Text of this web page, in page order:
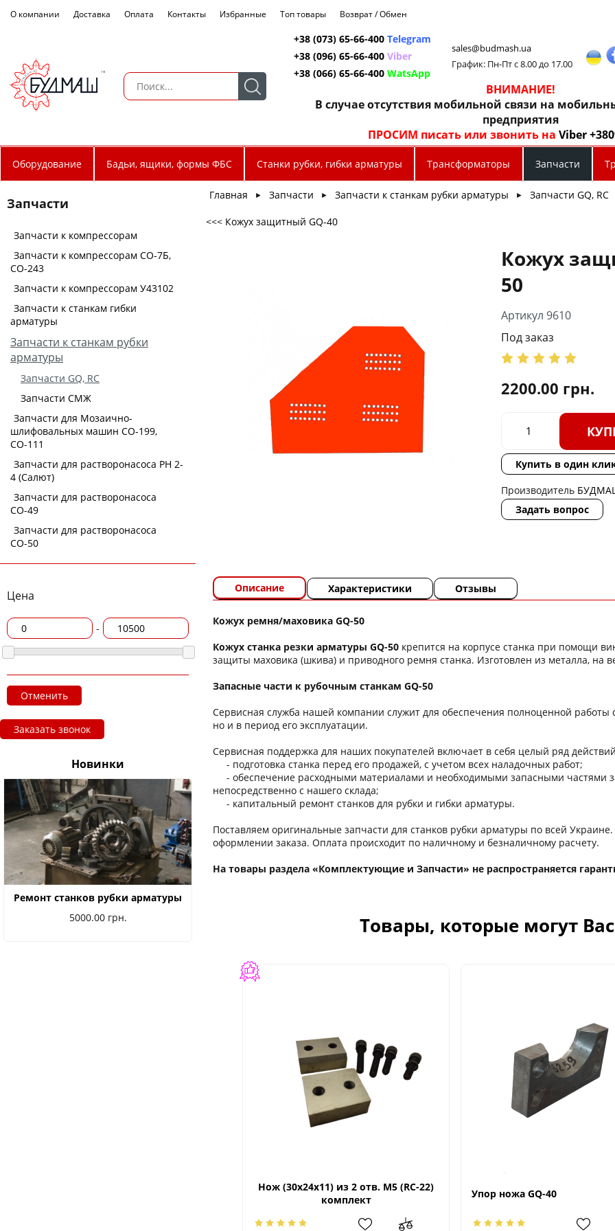
О компании Доставка Оплата Контакты Избранные Топ товары Возврат / Обмен
+38 (073) 65-66-400 Telegram
+38 (096) 65-66-400 Viber
+38 (066) 65-66-400 WatsApp
sales@budmash.ua
График: Пн-Пт с 8.00 до 17.00
ВНИМАНИЕ!
В случае отсутствия мобильной связи на
предприятия
ПРОСИМ писать или звонить наViber
Оборудование Бадьи, ящики, формы ФБС Станки рубки, гибки арматуры Трансформаторы Запчасти
Запчасти
Запчасти к компрессорам
Запчасти к компрессорам СО-7Б,
СО-243
Запчасти к компрессорам У43102
Запчасти к станкам гибки
арматуры
Запчасти к станкам рубки
арматуры
Запчасти GQ, RC
Запчасти СМЖ
Запчасти для Мозаично-
шлифовальных машин СО-199,
СО-111
Запчасти для растворонасоса РН 2-
4 (Салют)
Запчасти для растворонасоса
СО-49
Запчасти для растворонасоса
СО-50
Цена
-
Отменить
Заказать звонок
Новинки
Ремонт станков рубки арматуры
5000.00 грн.
Главная ► Запчасти ► Запчасти к станкам рубки арматуры ► Запчасти GQ, RC
<<< Кожух защитный GQ-40
Кожух
50
Артикул 9610
Под заказ
2200.00 грн.
Купить в один
Производитель
Задать вопрос
Описание Характеристики Отзывы
Кожух ремня/маховика GQ-50
Кожух станка резки арматуры GQ-50 крепится на корпусе станка при помощи
защиты маховика (шкива) и приводного ремня станка. Изготовлен из металла, на
Запасные части к рубочным станкам GQ-50
Сервисная служба нашей компании служит для обеспечения полноценной
но и в период его эксплуатации.
Сервисная поддержка для наших покупателей включает в себя целый ряд
- подготовка станка перед его продажей, с учетом всех наладочных работ;
- обеспечение расходными материалами и необходимыми запасными частями
непосредственно с нашего склада;
- капитальный ремонт станков для рубки и гибки арматуры.
Поставляем оригинальные запчасти для станков рубки арматуры по всей
оформлении заказа. Оплата происходит по наличному и безналичному расчету.
На товары раздела «Комплектующие и Запчасти» не распространяется
Товары, которые могут
Нож (30х24х11) из 2 отв. М5 (RC-22)
комплект
Упор ножа GQ-40